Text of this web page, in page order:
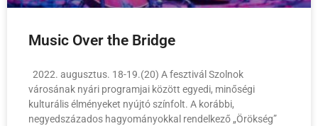
Music Over the Bridge
2022. augusztus. 18-19.(20) A fesztivál Szolnok
városának nyári programjai között egyedi, minőségi
kulturális élményeket nyújtó színfolt. A korábbi,
negyedszázados hagyományokkal rendelkező „Örökség”